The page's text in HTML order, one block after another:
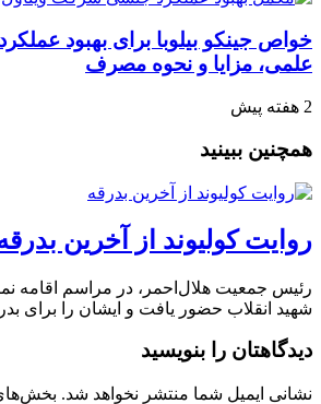
خواص جینکو بیلوبا برای بهبود
علمی، مزایا و نحوه مصرف
2 هفته پیش
همچنین ببینید
روایت کولیوند از آخرین
رئیس جمعیت هلال‌احمر، در مراسم اقامه
شهید انقلاب حضور یافت و ایشان را برای
دیدگاهتان را بنویسید
نشانی ایمیل شما منتشر نخواهد شد. بخش‌های